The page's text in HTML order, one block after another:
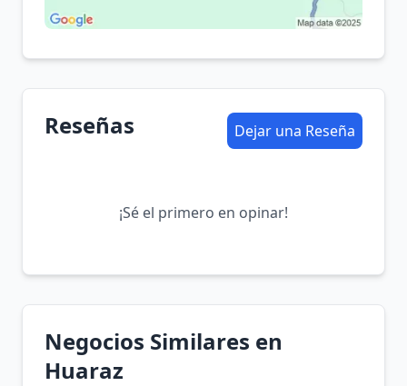
Reseñas Dejar una Reseña
¡Sé el primero en opinar!
Negocios Similares en
Huaraz